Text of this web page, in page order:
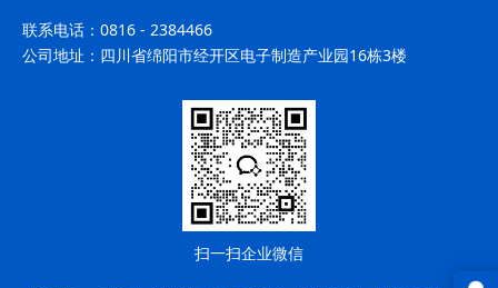
联系电话： 0816 - 2384466
公司地址： 四川省绵阳市经开区电子制造产业园16栋3楼
扫一扫企业微信